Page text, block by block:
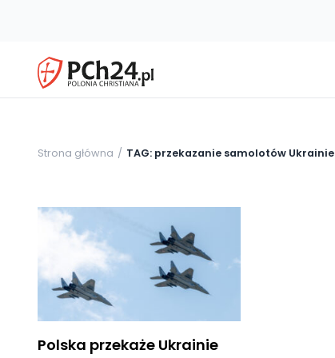
Strona główna TAG: przekazanie samolotów Ukrainie
Polska przekaże Ukrainie